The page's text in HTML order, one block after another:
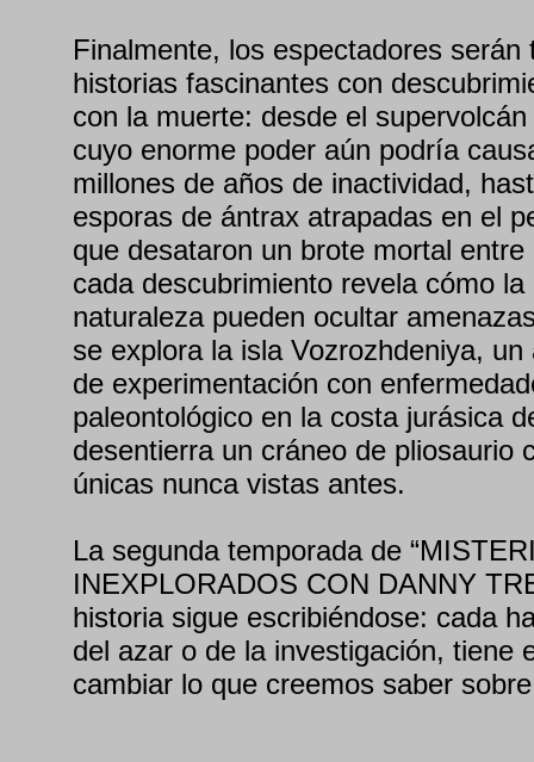
Finalmente, los espectadores serán
historias fascinantes con
con la muerte: desde el
cuyo enorme poder aún podría
millones de años de inactividad,
esporas de ántrax atrapadas en el
que desataron un brote mortal
cada descubrimiento revela cómo
naturaleza pueden ocultar
se explora la isla Vozrozhdeniya,
de experimentación con
paleontológico en la costa jurásica
desentierra un cráneo de pliosaurio
únicas nunca vistas antes.
La segunda temporada de
INEXPLORADOS CON DANNY
historia sigue escribiéndose: cada
del azar o de la investigación, tiene
cambiar lo que creemos saber